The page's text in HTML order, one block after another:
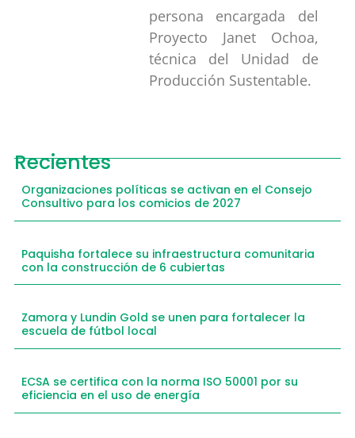
persona encargada del
Proyecto Janet Ochoa,
técnica del Unidad de
Producción Sustentable.
Recientes
Organizaciones políticas se activan en el Consejo
Consultivo para los comicios de 2027
Paquisha fortalece su infraestructura comunitaria
con la construcción de 6 cubiertas
Zamora y Lundin Gold se unen para fortalecer la
escuela de fútbol local
ECSA se certifica con la norma ISO 50001 por su
eficiencia en el uso de energía